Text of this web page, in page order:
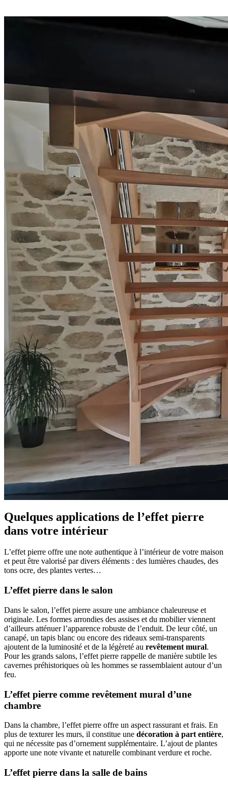
Quelques applications de l’effet pierre
dans votre intérieur
L’effet pierre offre une note authentique à l’intérieur de votre maison
et peut être valorisé par divers éléments : des lumières chaudes, des
tons ocre, des plantes vertes…
L’effet pierre dans le salon
Dans le salon, l’effet pierre assure une ambiance chaleureuse et
originale. Les formes arrondies des assises et du mobilier viennent
d’ailleurs atténuer l’apparence robuste de l’enduit. De leur côté, un
canapé, un tapis blanc ou encore des rideaux semi-transparents
ajoutent de la luminosité et de la légèreté au revêtement mural.
Pour les grands salons, l’effet pierre rappelle de manière subtile les
cavernes préhistoriques où les hommes se rassemblaient autour d’un
feu.
L’effet pierre comme revêtement mural d’une
chambre
Dans la chambre, l’effet pierre offre un aspect rassurant et frais. En
plus de texturer les murs, il constitue une décoration à part entière,
qui ne nécessite pas d’ornement supplémentaire. L’ajout de plantes
apporte une note vivante et naturelle combinant verdure et roche.
L’effet pierre dans la salle de bains